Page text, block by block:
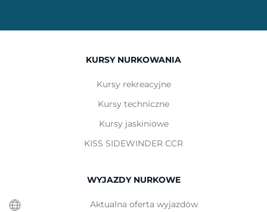
KURSY NURKOWANIA
Kursy rekreacyjne
Kursy techniczne
Kursy jaskiniowe
KISS SIDEWINDER CCR
WYJAZDY NURKOWE
Aktualna oferta wyjazdów